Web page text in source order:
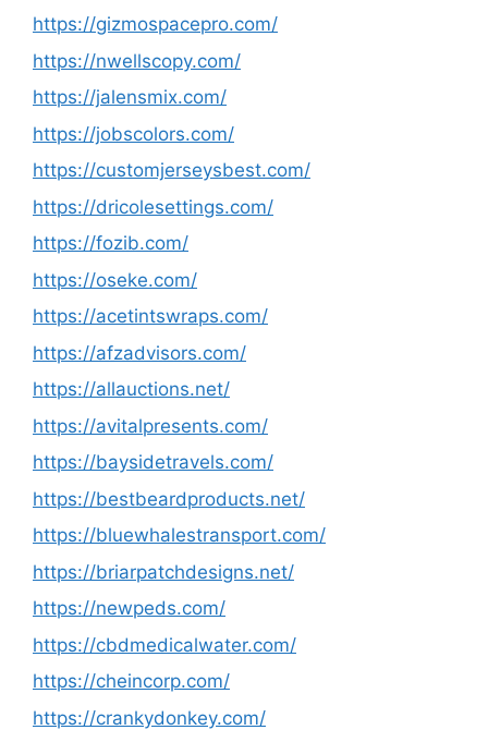
https://gizmospacepro.com/
https://nwellscopy.com/
https://jalensmix.com/
https://jobscolors.com/
https://customjerseysbest.com/
https://dricolesettings.com/
https://fozib.com/
https://oseke.com/
https://acetintswraps.com/
https://afzadvisors.com/
https://allauctions.net/
https://avitalpresents.com/
https://baysidetravels.com/
https://bestbeardproducts.net/
https://bluewhalestransport.com/
https://briarpatchdesigns.net/
https://newpeds.com/
https://cbdmedicalwater.com/
https://cheincorp.com/
https://crankydonkey.com/